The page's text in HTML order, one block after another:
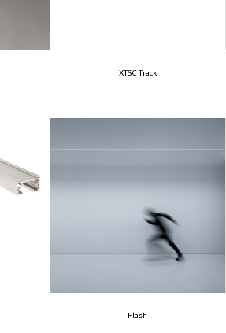
XTSC Track
Flash